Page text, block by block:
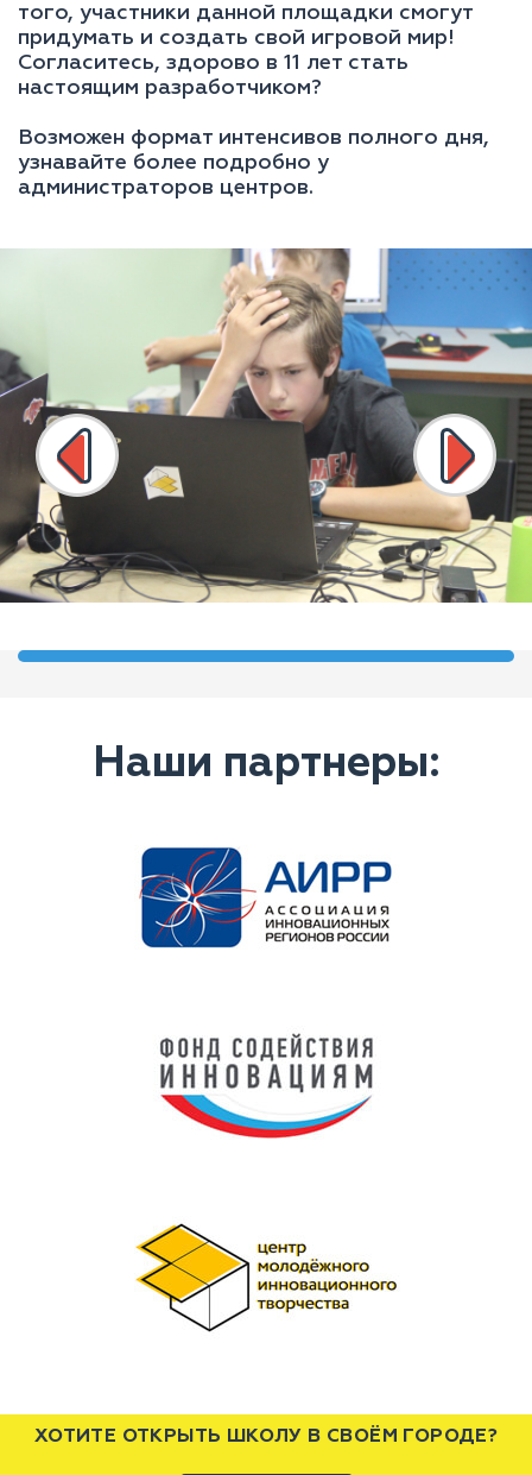
того, участники данной площадки смогут
придумать и создать свой игровой мир!
Согласитесь, здорово в 11 лет стать
настоящим разработчиком?
Возможен формат интенсивов полного дня,
узнавайте более подробно у
администраторов центров.
Наши партнеры:
ХОТИТЕ ОТКРЫТЬ ШКОЛУ В СВОЁМ ГОРОДЕ?